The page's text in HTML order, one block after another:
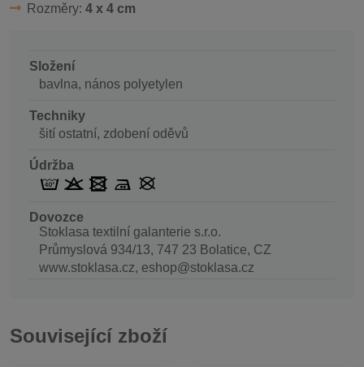
Rozměry: 4 x 4 cm
Složení
bavlna, nános polyetylen
Techniky
šití ostatní, zdobení oděvů
Údržba
Dovozce
Stoklasa textilní galanterie s.r.o.
Průmyslová 934/13, 747 23 Bolatice, CZ
www.stoklasa.cz, eshop@stoklasa.cz
Související zboží